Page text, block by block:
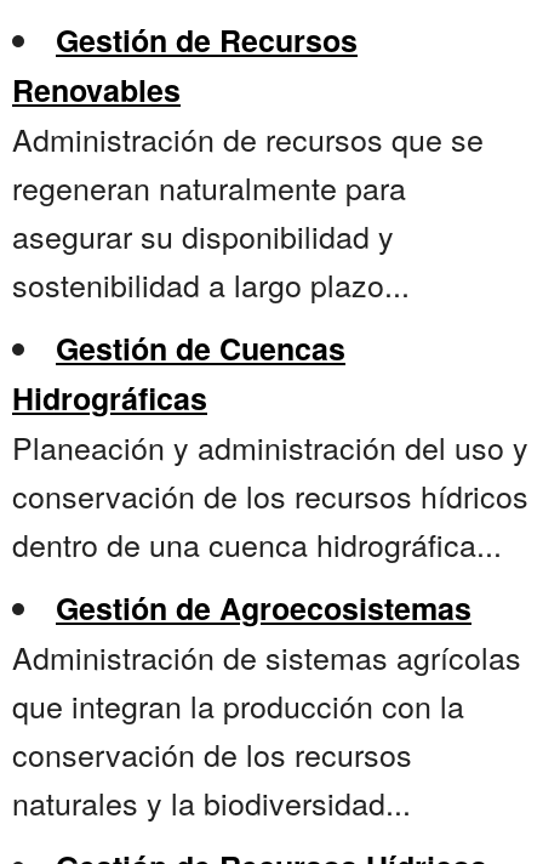
Gestión de Recursos
Renovables
Administración de recursos que se
regeneran naturalmente para
asegurar su disponibilidad y
sostenibilidad a largo plazo...
Gestión de Cuencas
Hidrográficas
Planeación y administración del uso y
conservación de los recursos hídricos
dentro de una cuenca hidrográfica...
Gestión de Agroecosistemas
Administración de sistemas agrícolas
que integran la producción con la
conservación de los recursos
naturales y la biodiversidad...